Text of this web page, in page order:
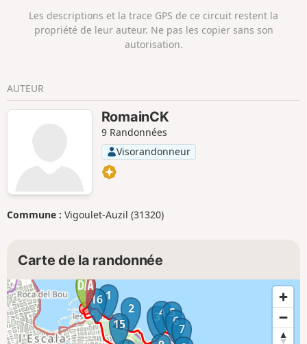
Les descriptions et la trace GPS de ce circuit restent la
propriété de leur auteur. Ne pas les copier sans son
autorisation.
AUTEUR
RomainCK
9 Randonnées
Visorandonneur
Commune : Vigoulet-Auzil (31320)
Carte de la randonnée
1
2
34 5
6
7
15
16